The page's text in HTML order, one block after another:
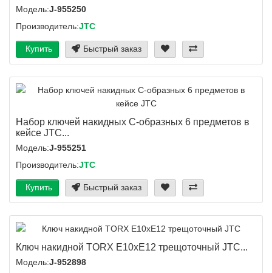
Модель:J-955250
Производитель:JTC
Купить Быстрый заказ
Набор ключей накидных С-образных 6 предметов в
кейсе JTC...
Модель:J-955251
Производитель:JTC
Купить Быстрый заказ
Ключ накидной TORX E10хE12 трещоточный JTC...
Модель:J-952898